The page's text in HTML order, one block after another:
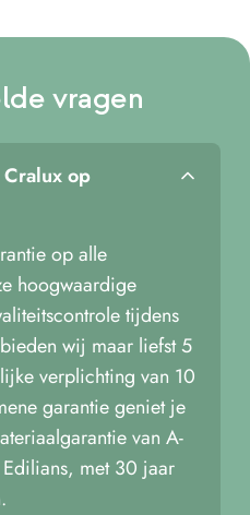
vragen
op
op alle
hoogwaardige
tijdens
wij maar liefst 5
verplichting van 10
garantie geniet je
van A-
met 30 jaar